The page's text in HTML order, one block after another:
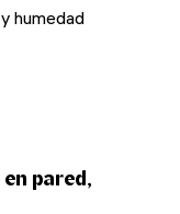
humedad
pared,